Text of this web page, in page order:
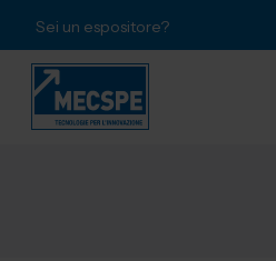
Sei un espositore?